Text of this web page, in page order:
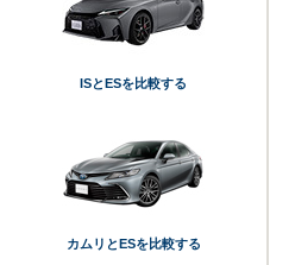
ISとESを比較する
カムリとESを比較する